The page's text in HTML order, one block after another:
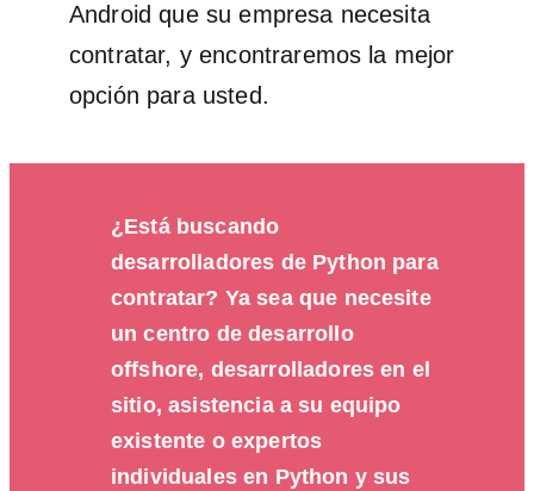
Android que su empresa necesita
contratar, y encontraremos la mejor
opción para usted.
¿Está buscando
desarrolladores de Python para
contratar? Ya sea que necesite
un centro de desarrollo
offshore, desarrolladores en el
sitio, asistencia a su equipo
existente o expertos
individuales en Python y sus